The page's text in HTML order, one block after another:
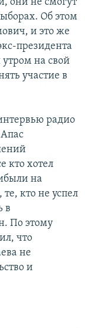
Об этом
и это же
президента
на свой
участие в
радио
кто хотел
на
кто не успел
в
По этому
что
не
и